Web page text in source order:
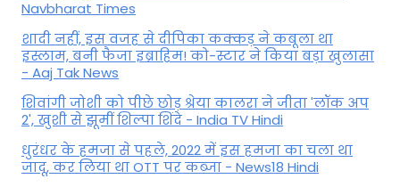
Navbharat Times
शादी नहीं, इस वजह से दीपिका कक्कड़ ने कबूला था
इस्लाम, बनी फैजा इब्राहिम! को-स्टार ने किया बड़ा खुलासा
- Aaj Tak News
शिवांगी जोशी को पीछे छोड़ श्रेया कालरा ने जीता 'लॉक अप
2', खुशी से झूमीं शिल्पा शिंदे - India TV Hindi
धुरंधर के हमजा से पहले, 2022 में इस हमजा का चला था
जादू, कर लिया था OTT पर कब्जा - News18 Hindi